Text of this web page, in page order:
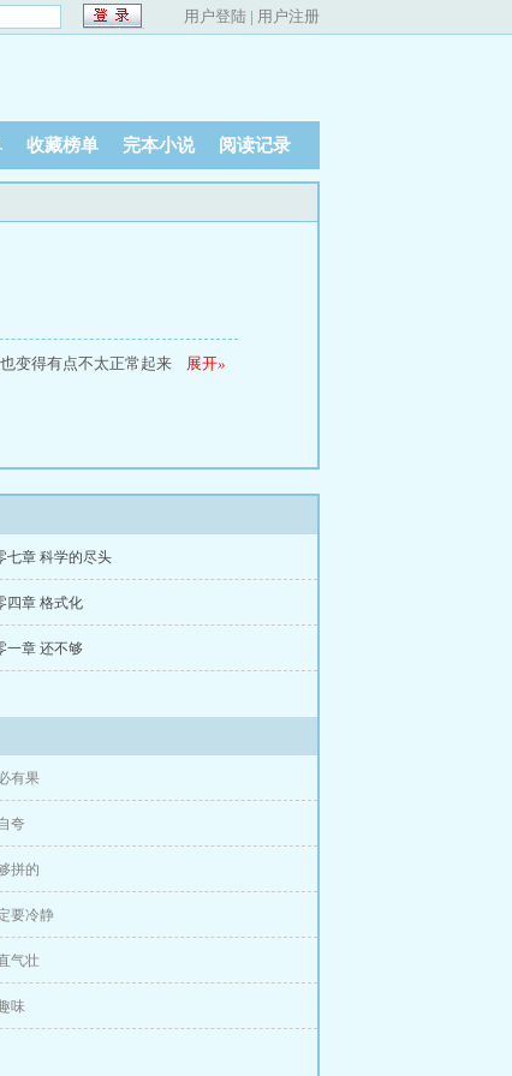
用户登陆 | 用户注册
收藏榜单 完本小说 阅读记录
展开»
变得有点不太正常起来
七章 科学的尽头
四章 格式化
一章 还不够
有果
夸
拼的
要冷静
气壮
味